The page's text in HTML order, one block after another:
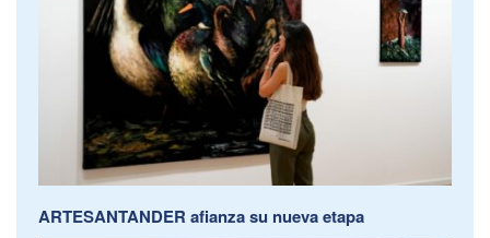
ARTESANTANDER afianza su nueva etapa